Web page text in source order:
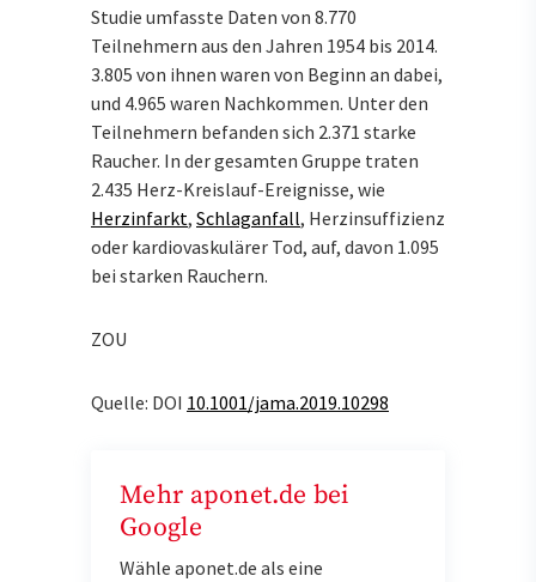
Studie umfasste Daten von 8.770
Teilnehmern aus den Jahren 1954 bis 2014.
3.805 von ihnen waren von Beginn an dabei,
und 4.965 waren Nachkommen. Unter den
Teilnehmern befanden sich 2.371 starke
Raucher. In der gesamten Gruppe traten
2.435 Herz-Kreislauf-Ereignisse, wie
Herzinfarkt, Schlaganfall, Herzinsuffizienz
oder kardiovaskulärer Tod, auf, davon 1.095
bei starken Rauchern.
ZOU
Quelle: DOI 10.1001/jama.2019.10298
Mehr aponet.de bei
Google
Wähle aponet.de als eine